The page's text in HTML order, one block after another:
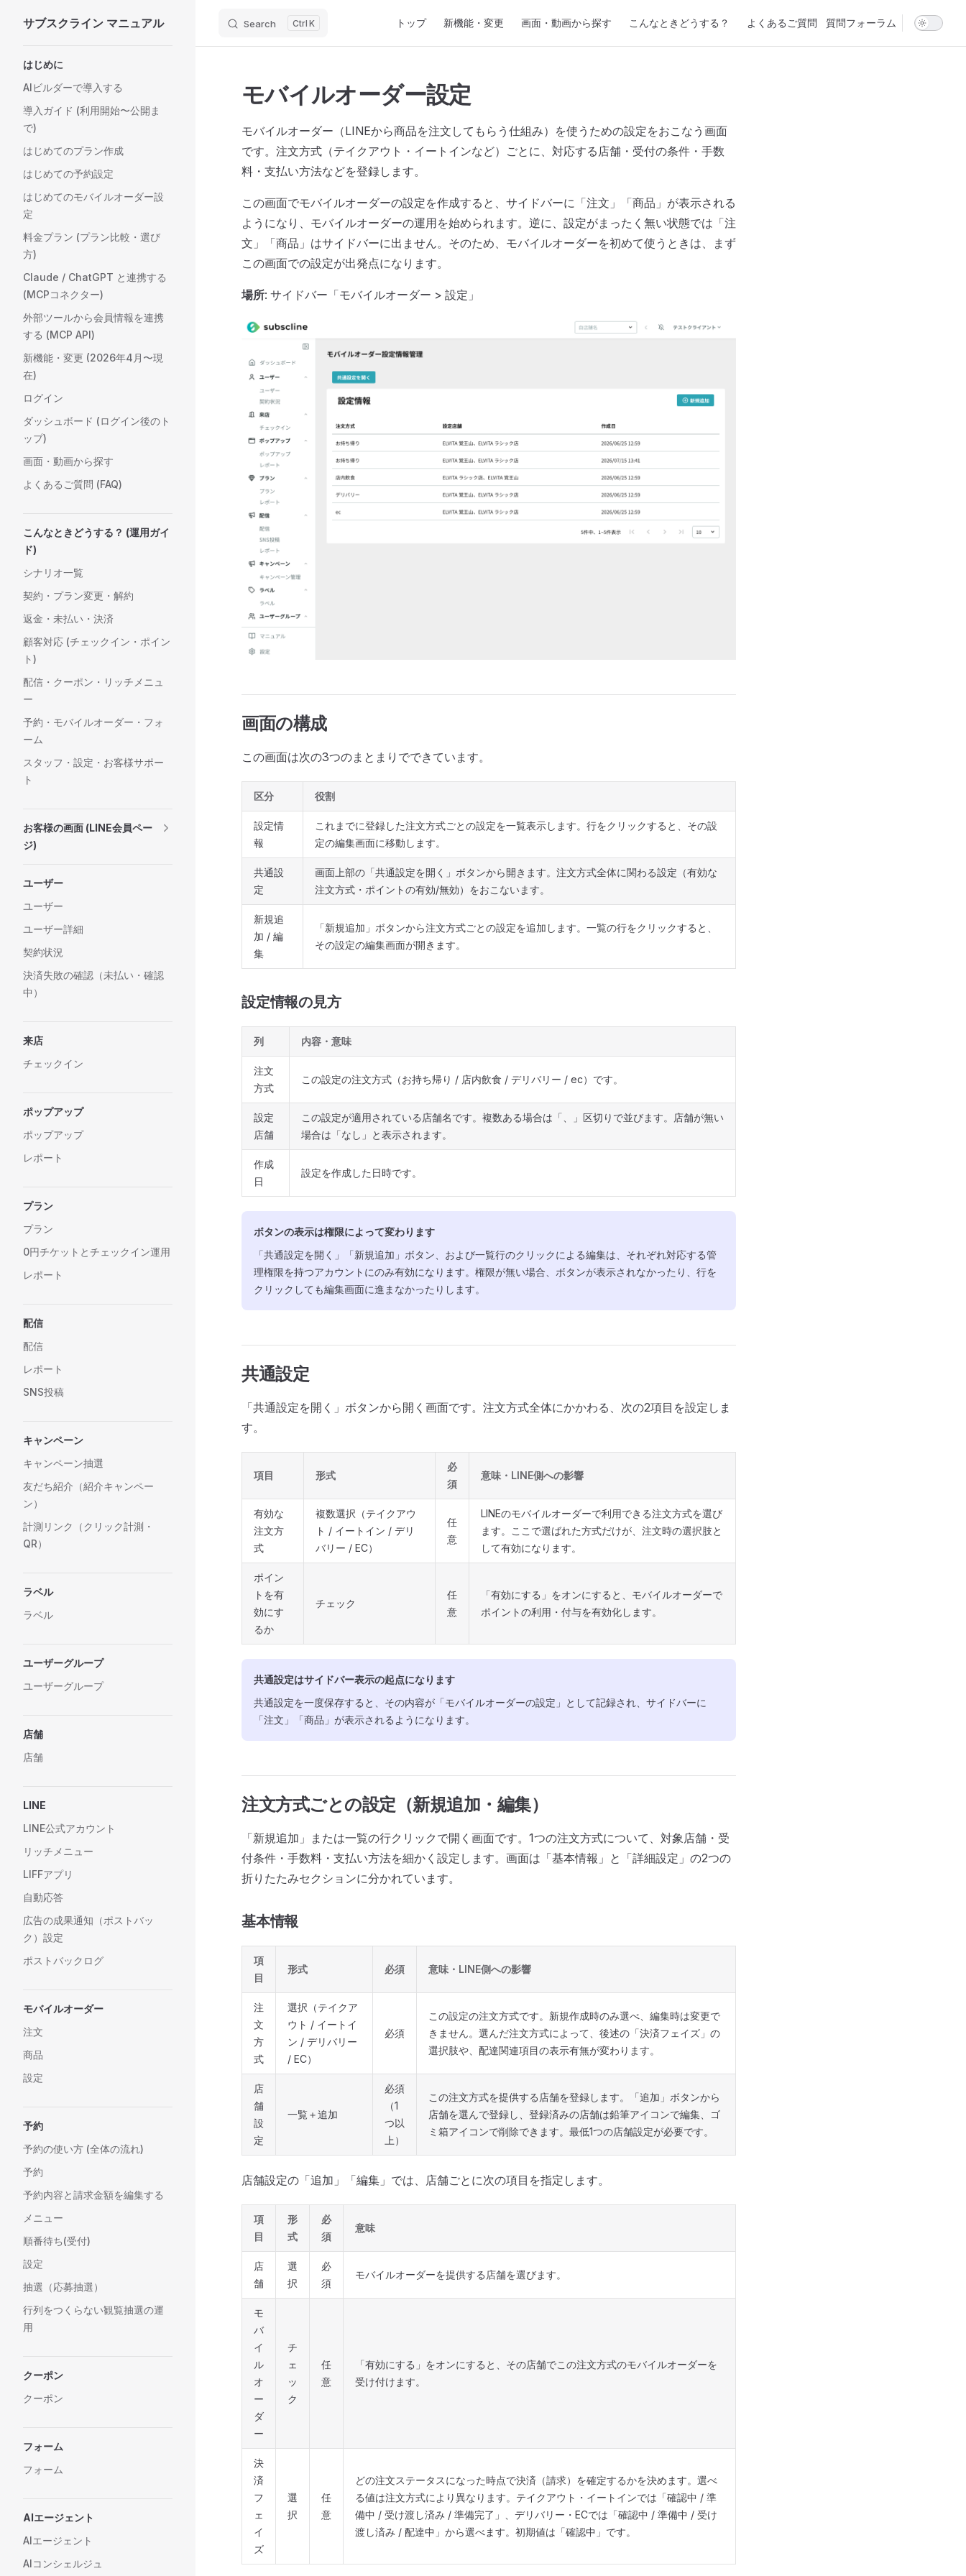
Skip to content
サブスクライン マニュアル Search K トップ 新機能・変更 画面・動画から探す こんなときどうする？ よくあるご質問 質問フォーラム
はじめに
AIビルダーで導入する
導入ガイド (利用開始〜公開ま
で)
はじめてのプラン作成
はじめての予約設定
はじめてのモバイルオーダー設
定
料金プラン (プラン比較・選び
方)
Claude / ChatGPT と連携する
(MCPコネクター)
外部ツールから会員情報を連携
する (MCP API)
新機能・変更 (2026年4月〜現
在)
ログイン
ダッシュボード (ログイン後のト
ップ)
画面・動画から探す
よくあるご質問 (FAQ)
こんなときどうする？ (運用ガイ
ド)
シナリオ一覧
契約・プラン変更・解約
返金・未払い・決済
顧客対応 (チェックイン・ポイン
ト)
配信・クーポン・リッチメニュ
ー
予約・モバイルオーダー・フォ
ーム
スタッフ・設定・お客様サポー
ト
お客様の画面 (LINE会員ペー
ジ)
ユーザー
ユーザー
ユーザー詳細
契約状況
決済失敗の確認（未払い・確認
中）
来店
チェックイン
ポップアップ
ポップアップ
レポート
プラン
プラン
0円チケットとチェックイン運用
レポート
配信
配信
レポート
SNS投稿
キャンペーン
キャンペーン抽選
友だち紹介（紹介キャンペー
ン）
計測リンク（クリック計測・
QR）
ラベル
ラベル
ユーザーグループ
ユーザーグループ
店舗
店舗
LINE
LINE公式アカウント
リッチメニュー
LIFFアプリ
自動応答
広告の成果通知（ポストバッ
ク）設定
ポストバックログ
モバイルオーダー
注文
商品
設定
予約
予約の使い方 (全体の流れ)
予約
予約内容と請求金額を編集する
メニュー
順番待ち(受付)
設定
抽選（応募抽選）
行列をつくらない観覧抽選の運
用
クーポン
クーポン
フォーム
フォーム
AIエージェント
AIエージェント
AIコンシェルジュ
モバイルオーダー設定
モバイルオーダー（LINEから商品を注文してもらう仕組み）を使うための設定をおこなう画面
です。注文方式（テイクアウト・イートインなど）ごとに、対応する店舗・受付の条件・手数
料・支払い方法などを登録します。
この画面でモバイルオーダーの設定を作成すると、サイドバーに「注文」「商品」が表示される
ようになり、モバイルオーダーの運用を始められます。逆に、設定がまったく無い状態では「注
文」「商品」はサイドバーに出ません。そのため、モバイルオーダーを初めて使うときは、まず
この画面での設定が出発点になります。
場所: サイドバー「モバイルオーダー > 設定」
画面の構成
この画面は次の3つのまとまりでできています。
区分 役割
設定情
報
これまでに登録した注文方式ごとの設定を一覧表示します。行をクリックすると、その設
定の編集画面に移動します。
共通設
定
画面上部の「共通設定を開く」ボタンから開きます。注文方式全体に関わる設定（有効な
注文方式・ポイントの有効/無効）をおこないます。
新規追
加 / 編
集
「新規追加」ボタンから注文方式ごとの設定を追加します。一覧の行をクリックすると、
その設定の編集画面が開きます。
設定情報の見方
列 内容・意味
注文
方式
この設定の注文方式（お持ち帰り / 店内飲食 / デリバリー / ec）です。
設定
店舗
この設定が適用されている店舗名です。複数ある場合は「、」区切りで並びます。店舗が無い
場合は「なし」と表示されます。
作成
日
設定を作成した日時です。
ボタンの表示は権限によって変わります
「共通設定を開く」「新規追加」ボタン、および一覧行のクリックによる編集は、それぞれ対応する管
理権限を持つアカウントにのみ有効になります。権限が無い場合、ボタンが表示されなかったり、行を
クリックしても編集画面に進まなかったりします。
共通設定
「共通設定を開く」ボタンから開く画面です。注文方式全体にかかわる、次の2項目を設定しま
す。
項目 形式
必
須
意味・LINE側への影響
有効な
注文方
式
複数選択（テイクアウ
ト / イートイン / デリ
バリー / EC）
任
意
LINEのモバイルオーダーで利用できる注文方式を選び
ます。ここで選ばれた方式だけが、注文時の選択肢と
して有効になります。
ポイン
トを有
効にす
るか
チェック
任
意
「有効にする」をオンにすると、モバイルオーダーで
ポイントの利用・付与を有効化します。
共通設定はサイドバー表示の起点になります
共通設定を一度保存すると、その内容が「モバイルオーダーの設定」として記録され、サイドバーに
「注文」「商品」が表示されるようになります。
注文方式ごとの設定（新規追加・編集）
「新規追加」または一覧の行クリックで開く画面です。1つの注文方式について、対象店舗・受
付条件・手数料・支払い方法を細かく設定します。画面は「基本情報」と「詳細設定」の2つの
折りたたみセクションに分かれています。
基本情報
項
目
形式 必須 意味・LINE側への影響
注
文
方
式
選択（テイクア
ウト / イートイ
ン / デリバリー
/ EC）
必須
この設定の注文方式です。新規作成時のみ選べ、編集時は変更で
きません。選んだ注文方式によって、後述の「決済フェイズ」の
選択肢や、配達関連項目の表示有無が変わります。
店
舗
設
定
一覧＋追加
必須
（1
つ以
上）
この注文方式を提供する店舗を登録します。「追加」ボタンから
店舗を選んで登録し、登録済みの店舗は鉛筆アイコンで編集、ゴ
ミ箱アイコンで削除できます。最低1つの店舗設定が必要です。
店舗設定の「追加」「編集」では、店舗ごとに次の項目を指定します。
項
目
形
式
必
須
意味
店
舗
選
択
必
須
モバイルオーダーを提供する店舗を選びます。
モ
バ
イ
ル
オ
ー
ダ
ー
チ
ェ
ッ
ク
任
意
「有効にする」をオンにすると、その店舗でこの注文方式のモバイルオーダーを
受け付けます。
決
済
フ
ェ
イ
ズ
選
択
任
意
どの注文ステータスになった時点で決済（請求）を確定するかを決めます。選べ
る値は注文方式により異なります。テイクアウト・イートインでは「確認中 / 準
備中 / 受け渡し済み / 準備完了」、デリバリー・ECでは「確認中 / 準備中 / 受け
渡し済み / 配達中」から選べます。初期値は「確認中」です。